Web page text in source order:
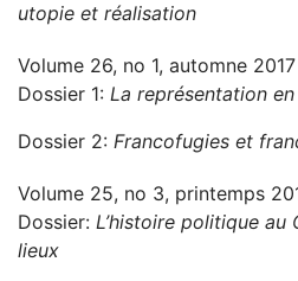
utopie et réalisation
Volume 26, no 1, automne
Dossier 1: La représentation
Dossier 2: Francofugies et
Volume 25, no 3, printemps
Dossier: L’histoire politique au
lieux